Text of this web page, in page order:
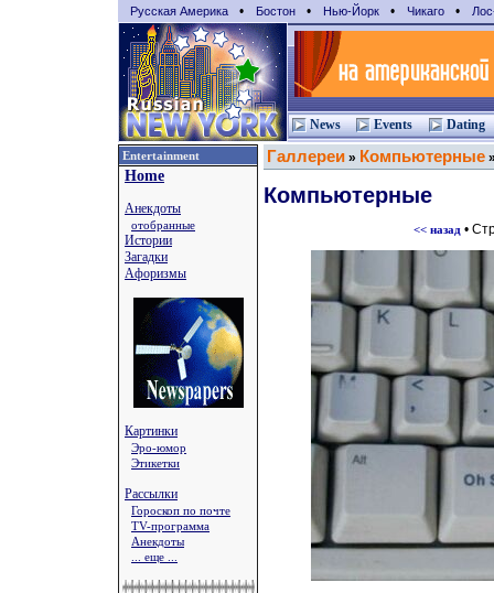
Русская Америка • Бостон • Нью-Йорк • Чикаго •
News Events Dating
Entertainment
Home
Анекдоты
отобранные
Истории
Загадки
Афоризмы
Картинки
Эро-юмор
Этикетки
Рассылки
Гороскоп по почте
TV-программа
Анекдоты
... еще ...
Галлереи » Компьютерные
Компьютерные
<< назад •